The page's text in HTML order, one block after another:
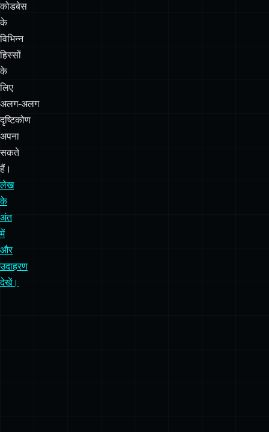
कोडबेस
के
विभिन्न
हिस्सों
के
लिए
अलग‑अलग
दृष्टिकोण
अपना
सकते
हैं।
लेख
के
अंत
में
और
उदाहरण
देखें।